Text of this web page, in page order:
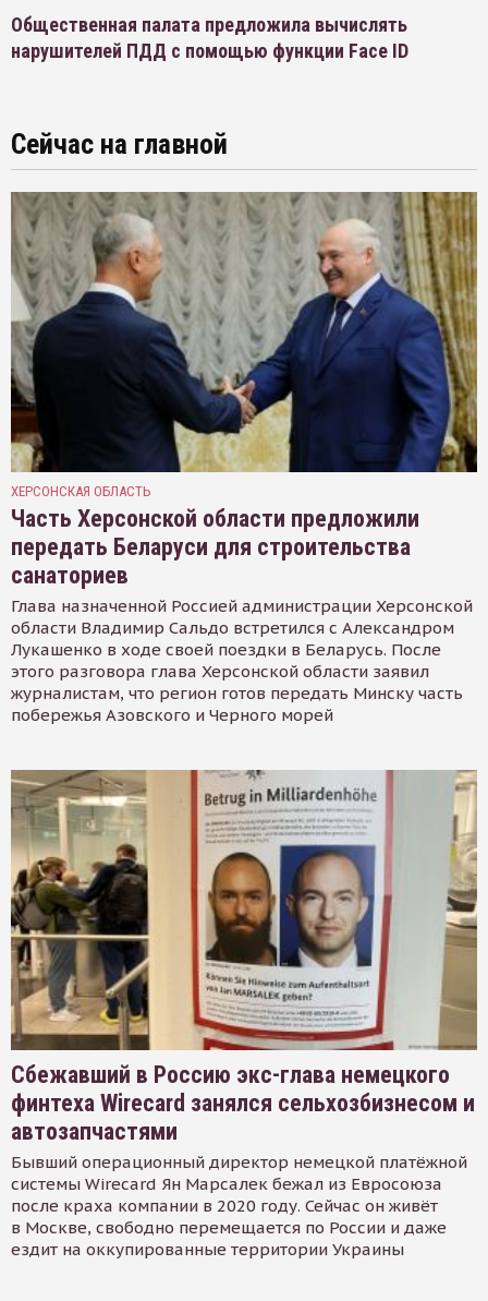
Общественная палата предложила вычислять
нарушителей ПДД с помощью функции Face ID
Сейчас на главной
ХЕРСОНСКАЯ ОБЛАСТЬ
Часть Херсонской области предложили
передать Беларуси для строительства
санаториев
Глава назначенной Россией администрации Херсонской
области Владимир Сальдо встретился с Александром
Лукашенко в ходе своей поездки в Беларусь. После
этого разговора глава Херсонской области заявил
журналистам, что регион готов передать Минску часть
побережья Азовского и Черного морей
Сбежавший в Россию экс-глава немецкого
финтеха Wirecard занялся сельхозбизнесом и
автозапчастями
Бывший операционный директор немецкой платёжной
системы Wirecard Ян Марсалек бежал из Евросоюза
после краха компании в 2020 году. Сейчас он живёт
в Москве, свободно перемещается по России и даже
ездит на оккупированные территории Украины